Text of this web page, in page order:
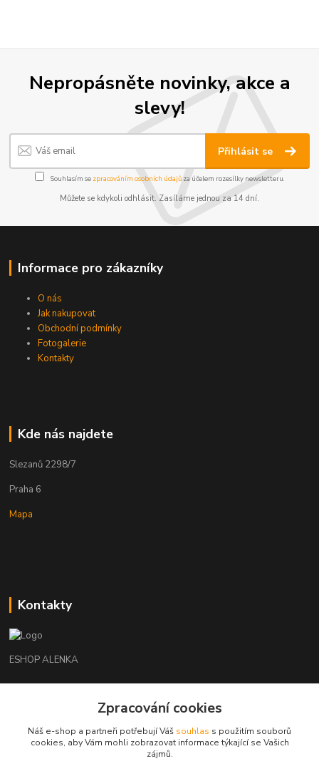
Nepropásněte novinky, akce a
slevy!
Přihlásit se
Souhlasím se zpracováním osobních údajůza účelem rozesílky newsletteru.
Můžete se kdykoli odhlásit. Zasíláme jednou za 14 dní.
Informace pro zákazníky
O nás
Jak nakupovat
Obchodní podmínky
Fotogalerie
Kontakty
Kde nás najdete
Slezanů 2298/7
Praha 6
Mapa
Kontakty
ESHOP ALENKA
+420602541312
orechovka@inmes.cz
Zpracování cookies
Náš e-shop a partneři potřebují Váš souhlas s použitím souborů
cookies, aby Vám mohli zobrazovat informace týkající se Vašich
zájmů.